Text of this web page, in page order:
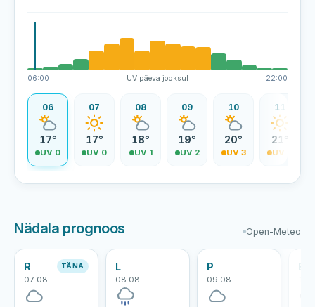
06:00 UV päeva jooksul 22:00
06
17°
UV 0
07
17°
UV 0
08
18°
UV 1
09
19°
UV 2
10
20°
UV 3
11
21°
UV 4
Nädala prognoos Open-Meteo
R
07.08
TÄNA L
08.08
P
09.08
E